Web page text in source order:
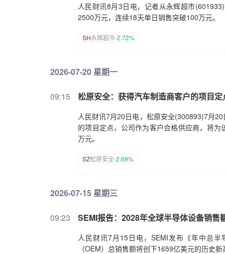
人民财讯8月3日电，记者从永辉超市
2500万元，连续18天单日销售突破100万元。
SH永辉超市-2.72%
2026-07-20 星期一
09:15 松原安全：获得汽车制造商客户的项目定
人民财讯7月20日电，松原安全(300893)7月
的项目定点，公司作为客户合格供应商，将
万元。
SZ松原安全-2.69%
2026-07-15 星期三
09:23 SEMI报告：2028年全球半导体设备销售
人民财讯7月15日电，SEMI发布《年中总
（OEM）总销售额将创下1659亿美元的历史